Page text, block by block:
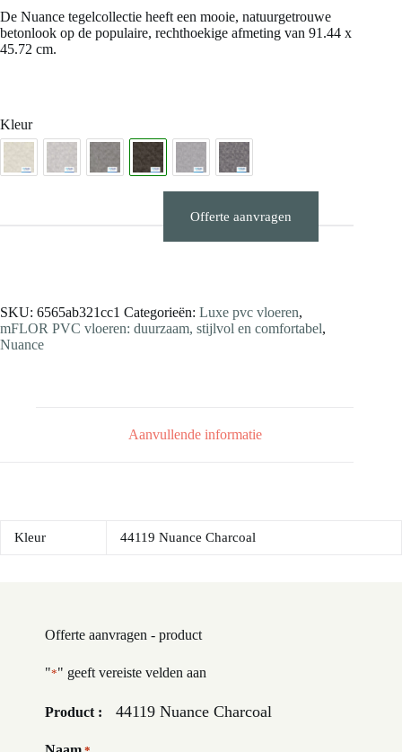
De Nuance tegelcollectie heeft een mooie, natuurgetrouwe
betonlook op de populaire, rechthoekige afmeting van 91.44 x
45.72 cm.
Kleur
Offerte aanvragen
SKU: 6565ab321cc1 Categorieën: Luxe pvc vloeren,
mFLOR PVC vloeren: duurzaam, stijlvol en comfortabel,
Nuance
Aanvullende informatie
Kleur 44119 Nuance Charcoal
Offerte aanvragen - product
"*" geeft vereiste velden aan
Product : 44119 Nuance Charcoal